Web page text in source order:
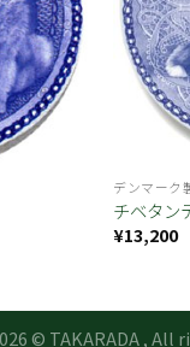
デンマーク
チベタン
¥13,200
© TAKARADA , All